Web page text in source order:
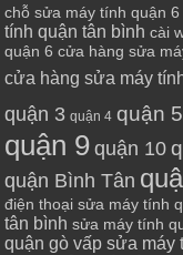
chỗ sửa máy tính quận 6
tính quận tân bình cài
quận 6 cửa hàng sửa
cửa hàng sửa máy
quận 3 quận 4 quận 5
quận 9 quận 10
quận Bình Tân
điện thoại sửa máy tính
tân bình sửa máy tính
quận gò vấp sửa máy